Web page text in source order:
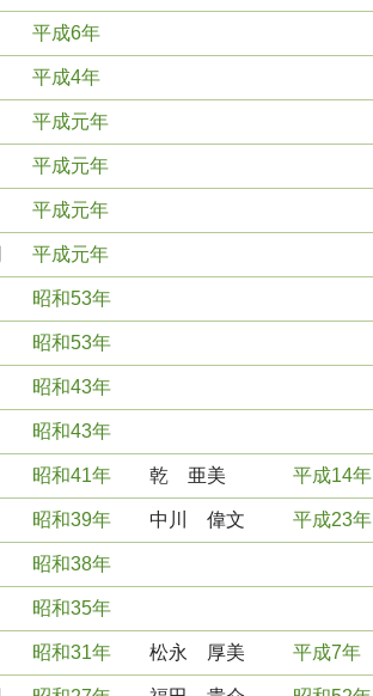
平成6年
平成4年
平成元年
平成元年
平成元年
平成元年
昭和53年
昭和53年
昭和43年
昭和43年
昭和41年 乾 亜美 平成14年
昭和39年 中川 偉文 平成23年
昭和38年
昭和35年
昭和31年 松永 厚美 平成7年